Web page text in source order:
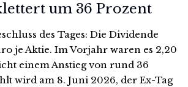
um 36 Prozent
des Tages: Die Dividende
je Aktie. Im Vorjahr waren es 2,20
einem Anstieg von rund 36
wird am 8. Juni 2026, der Ex-Tag